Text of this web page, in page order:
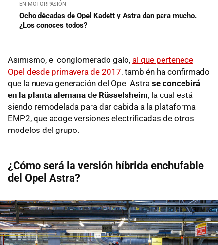
EN MOTORPASIÓN
Ocho décadas de Opel Kadett y Astra dan para mucho.
¿Los conoces todos?
Asimismo, el conglomerado galo, al que pertenece
Opel desde primavera de 2017, también ha confirmado
que la nueva generación del Opel Astra se concebirá
en la planta alemana de Rüsselsheim, la cual está
siendo remodelada para dar cabida a la plataforma
EMP2, que acoge versiones electrificadas de otros
modelos del grupo.
¿Cómo será la versión híbrida enchufable
del Opel Astra?